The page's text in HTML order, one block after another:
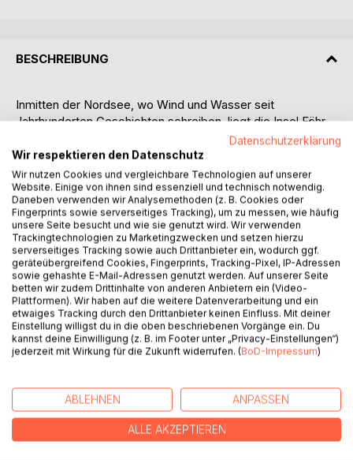
BESCHREIBUNG
Inmitten der Nordsee, wo Wind und Wasser seit
Jahrhunderten Geschichten schreiben, liegt die Insel Föhr,
ein Ort, an dem die Gezeiten nicht nur das Meer bewegen,
sondern auch die Erinnerungen der Menschen. Dieses
Buch versammelt uralte Legenden und neu erzählte
Mythen, die zwischen Ebbe und Flut geboren wurden und
bis heute in den Dünen flüstern.
Wenn der Sturm über das Watt jagt, öffnet sich manchmal
eine Tür, unscheinbar, aus Treibholz und Nebel geformt.
Wer hindurchtritt, hört Stimmen aus einer anderen Zeit: die
Muschelfrau, die einst mit den Wellen, die Glockenfrau,
eine Nonne, die in einer Kapelle lebte und deren Glocken
noch heute bei Sturm zu läuten scheinen, obwohl niemand
sie schlägt.
von Magie. Sie erzählen von Menschen, die dem Meer
vertrauten, von Wesen, die zwischen den Welten
wanderten, und von einer Insel, die mehr bewahrt, als das
Datenschutzerklärung
Wir respektieren den Datenschutz
Wir nutzen Cookies und vergleichbare Technologien auf unserer
Website. Einige von ihnen sind essenziell und technisch notwendig.
Daneben verwenden wir Analysemethoden (z. B. Cookies oder
Fingerprints sowie serverseitiges Tracking), um zu messen, wie häufig
unsere Seite besucht und wie sie genutzt wird. Wir verwenden
Trackingtechnologien zu Marketingzwecken und setzen hierzu
serverseitiges Tracking sowie auch Drittanbieter ein, wodurch ggf.
geräteübergreifend Cookies, Fingerprints, Tracking-Pixel, IP-Adressen
sowie gehashte E-Mail-Adressen genutzt werden. Auf unserer Seite
betten wir zudem Drittinhalte von anderen Anbietern ein (Video-
Plattformen). Wir haben auf die weitere Datenverarbeitung und ein
etwaiges Tracking durch den Drittanbieter keinen Einfluss. Mit deiner
Einstellung willigst du in die oben beschriebenen Vorgänge ein. Du
kannst deine Einwilligung (z. B. im Footer unter „Privacy-Einstellungen“)
jederzeit mit Wirkung für die Zukunft widerrufen. (BoD-Impressum)
ABLEHNEN ANPASSEN
ALLE AKZEPTIEREN